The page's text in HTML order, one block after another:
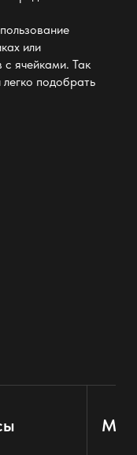
или
ячейками. Так
подобрать